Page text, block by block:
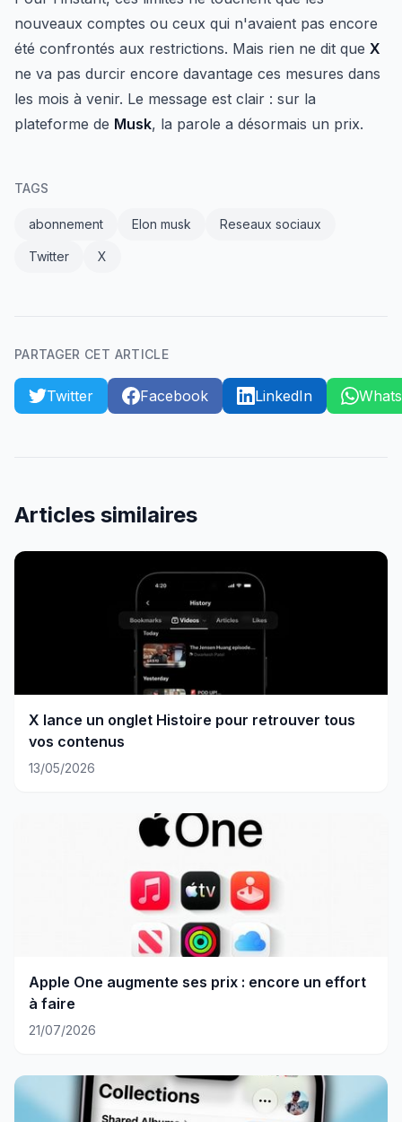
nouveaux comptes ou ceux qui n'avaient pas encore
été confrontés aux restrictions. Mais rien ne dit que X
ne va pas durcir encore davantage ces mesures dans
les mois à venir. Le message est clair : sur la
plateforme de Musk, la parole a désormais un prix.
TAGS
abonnement Elon musk Reseaux sociaux
Twitter X
PARTAGER CET ARTICLE
Twitter Facebook LinkedIn
Articles similaires
X lance un onglet Histoire pour retrouver tous
vos contenus
13/05/2026
Apple One augmente ses prix : encore un effort
à faire
21/07/2026